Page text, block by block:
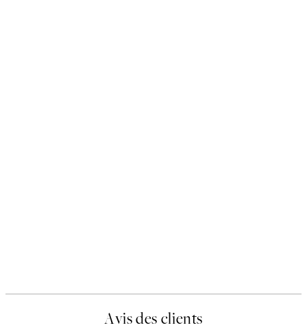
Avis des clients